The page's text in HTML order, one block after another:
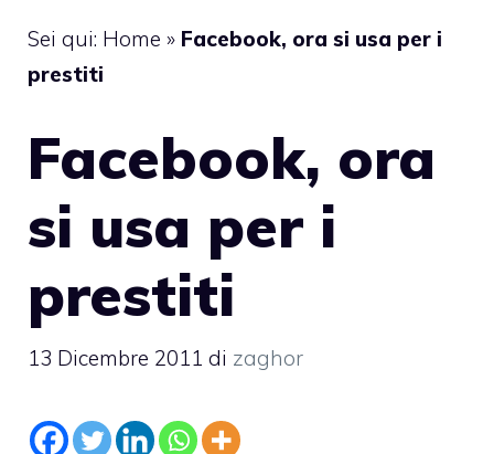
Sei qui: Home » Facebook, ora si usa per i
prestiti
Facebook, ora
si usa per i
prestiti
13 Dicembre 2011 di zaghor